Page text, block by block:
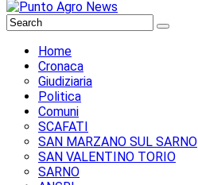
Home
Cronaca
Giudiziaria
Politica
Comuni
SCAFATI
SAN MARZANO SUL SARNO
SAN VALENTINO TORIO
SARNO